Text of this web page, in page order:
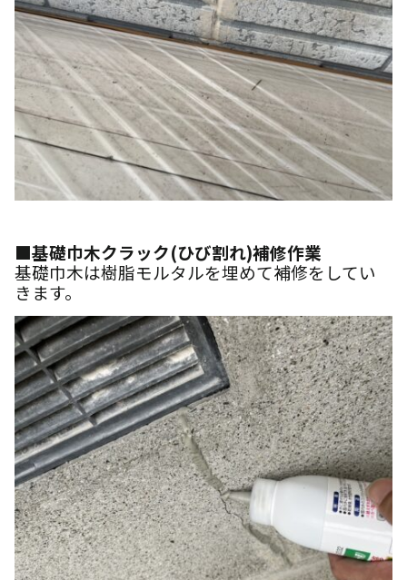
■基礎巾木クラック(ひび割れ)補修作業
基礎巾木は樹脂モルタルを埋めて補修をしてい
きます。